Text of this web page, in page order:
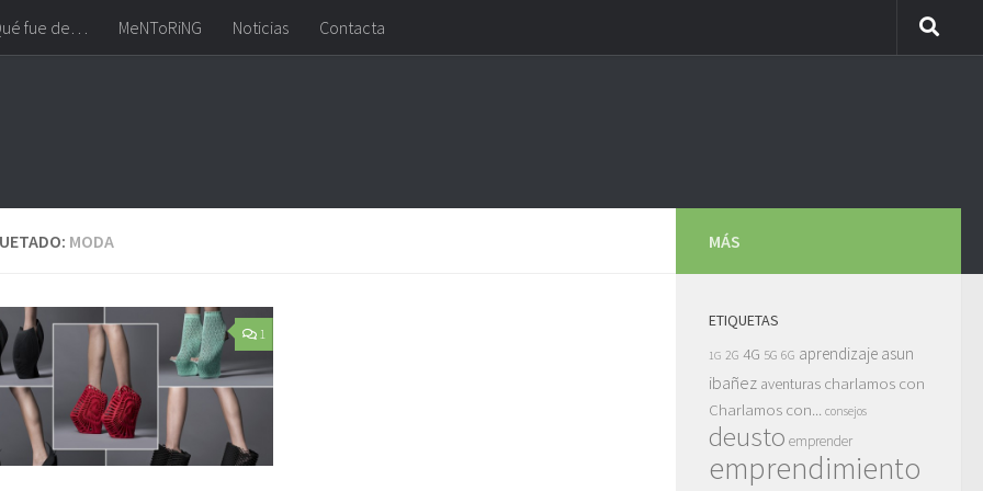
fue de… MeNToRiNG Noticias Contacta
MODA
1
MÁS
ETIQUETAS
1G 2G 4G 5G 6G aprendizaje asun
ibañez aventuras charlamos con
Charlamos con... consejos
deusto emprender
emprendimiento